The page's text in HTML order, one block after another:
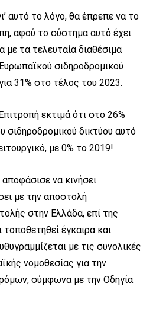
αυτό το λόγο, θα έπρεπε να το
αφού το σύστημα αυτό έχει
τα τελευταία διαθέσιμα
σιδηροδρομικού
31% στο τέλος του 2023.
εκτιμά ότι στο 26%
σιδηροδρομικού δικτύου αυτό
με 0% το 2019!
να κινήσει
με την αποστολή
στην Ελλάδα, επί της
έγκαιρα και
με τις συνολικές
νομοθεσίας για την
σύμφωνα με την Οδηγία